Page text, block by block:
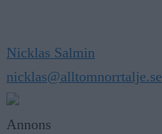
Nicklas Salmin
nicklas@alltomnorrtalje.se
Annons